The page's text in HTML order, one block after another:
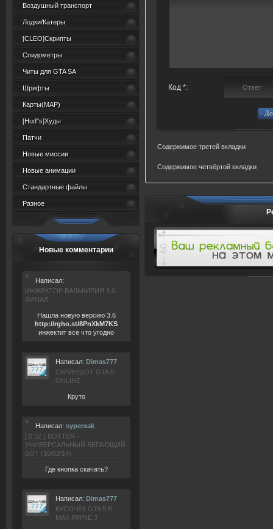
Воздушный транспорт
Лодки/Катеры
[CLEO]Скрипты
Спидометры
Читы для GTA SA
Шрифты
Карты(MAP)
[Hud"s]Худы
Патчи
Новые миссии
Новые анимации
Стандартные файлы
Разное
Новые комментарии
Написал:
ИНЖЕКТОР ВАЛЬКИРИЯ 3.0
ФИНАЛ
Нашла новую версию 3.6
http://rgho.st/8PnXkM7KS
инжектит все что угодно
Написал: Dimas777
СКРИНШОТ GTA 5
ONLINE
Круто
Написал: syperxak
[ 0.3Z ] BOTTER -
УНИВЕРСАЛЬНЫЙ БЕГАЮЩИЙ
БОТ (16/02/14)
Где кнопка скачать?
Написал: Dimas777
КУСОЧЕК GTA 5 В
MAX PAYNE 3
Код *:
Содержимое третей вкладки
Содержимое четвёртой вкладки